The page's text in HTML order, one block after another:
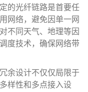
的光纤链路是首要任
网络，避免因单一网
不同天气、地理等因
度技术，确保网络带
余设计不仅仅局限于
样性和多点接入设